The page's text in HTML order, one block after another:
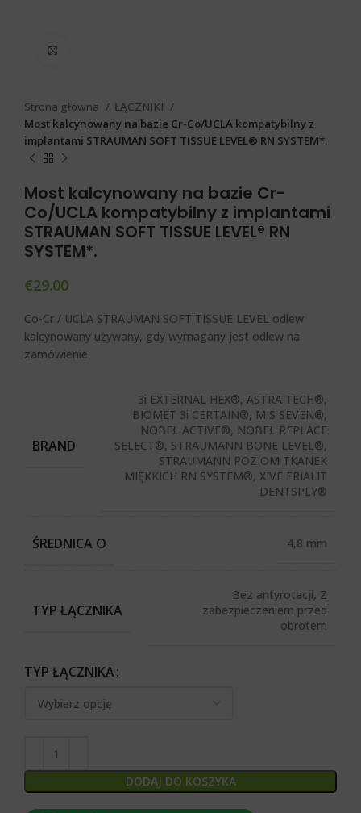
Strona główna
ŁĄCZNIKI
Most kalcynowany na bazie Cr-Co/UCLA kompatybilny z
implantami STRAUMAN SOFT TISSUE LEVEL® RN SYSTEM*.
Most kalcynowany na bazie Cr-
Co/UCLA kompatybilny z implantami
STRAUMAN SOFT TISSUE LEVEL® RN
SYSTEM*.
€29.00
Co-Cr / UCLA STRAUMAN SOFT TISSUE LEVEL odlew
kalcynowany używany, gdy wymagany jest odlew na
zamówienie
BRAND
3i EXTERNAL HEX®, ASTRA TECH®,
BIOMET 3i CERTAIN®, MIS SEVEN®,
NOBEL ACTIVE®, NOBEL REPLACE
SELECT®, STRAUMANN BONE LEVEL®,
STRAUMANN POZIOM TKANEK
MIĘKKICH RN SYSTEM®, XIVE FRIALIT
DENTSPLY®
ŚREDNICA O 4,8 mm
TYP ŁĄCZNIKA
Bez antyrotacji, Z
zabezpieczeniem przed
obrotem
TYP ŁĄCZNIKA
DODAJ DO KOSZYKA